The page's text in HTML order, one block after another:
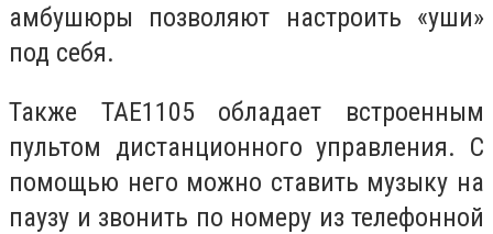
амбушюры позволяют настроить «уши»
под себя.
Также TAE1105 обладает встроенным
пультом дистанционного управления. С
помощью него можно ставить музыку на
паузу и звонить по номеру из телефонной